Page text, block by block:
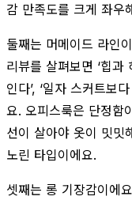
감 만족도를 크게 좌우
둘째는 머메이드 라인
리뷰를 살펴보면 ‘힙
인다’, ‘일자 스커트보
요. 오피스룩은 단정함
선이 살아야 옷이 밋밋
노린 타입이에요.
셋째는 롱 기장감이에